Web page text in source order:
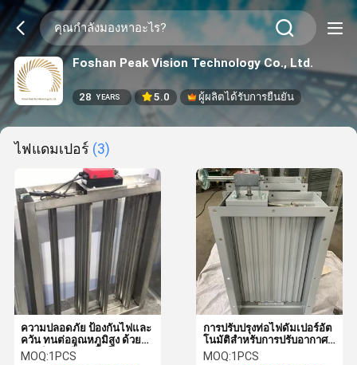
Foshan Peak Vision Technology Co., Ltd.
28 YEARS 5.0 ผู้ผลิตได้รับการยืนยัน
ไฟแดมเปอร์ (3)
ความปลอดภัย ป้องกันไฟและ
ควัน ทนต่ออุณหภูมิสูง ด้วย
การทํางานที่น่าเชื่อถือ
MOQ:1PCS
การปรับปรุงท่อไฟดัมเปอร์อัต
โนมัติสําหรับการปรับอากาศ
ควัน
MOQ:1PCS